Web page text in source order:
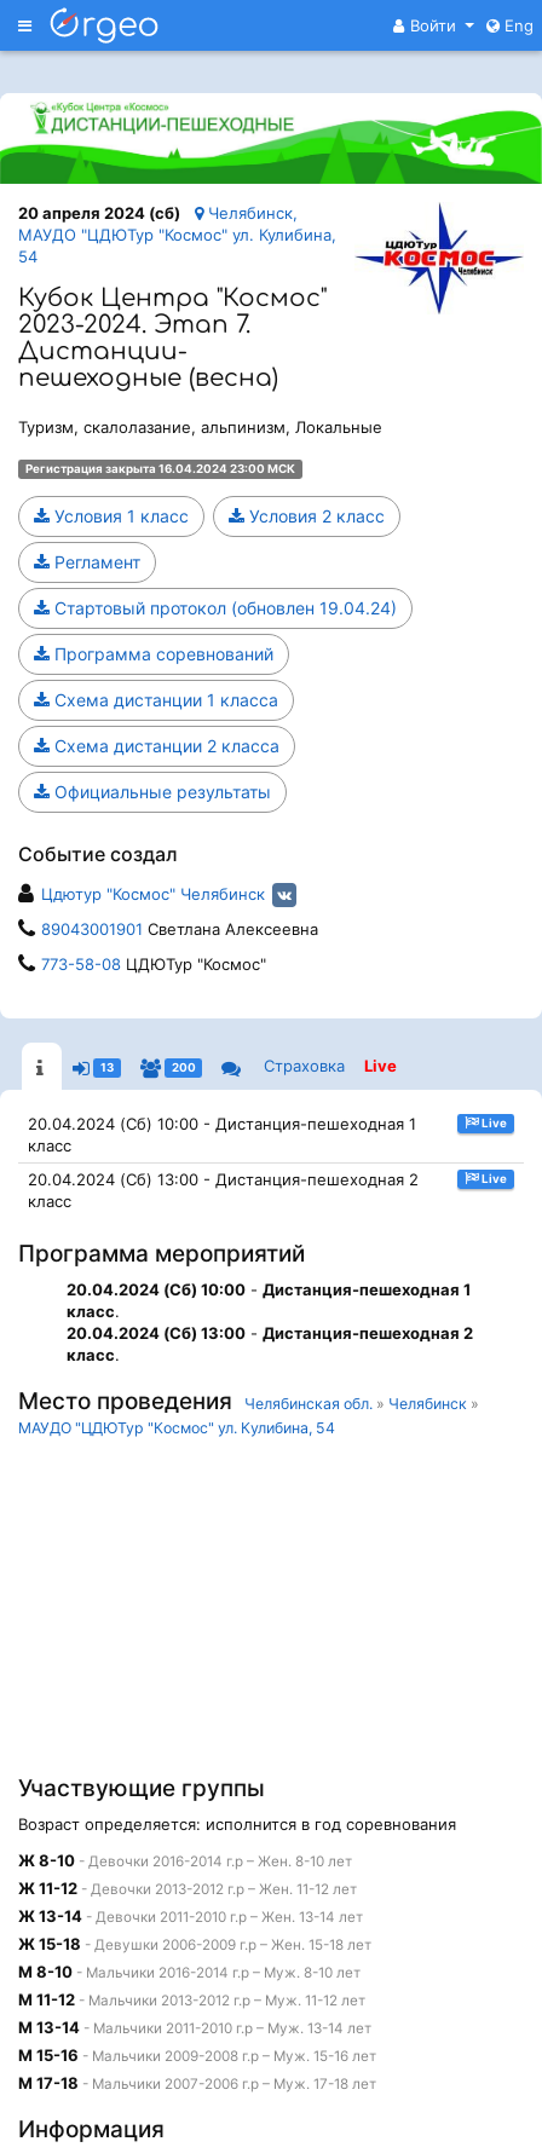
Меню Войти Eng
20 апреля 2024 (сб)
Челябинск,
МАУДО "ЦДЮТур "Космос" ул. Кулибина,
54
Кубок Центра "Космос"
2023-2024. Этап 7.
Дистанции-
пешеходные (весна)
Туризм, скалолазание, альпинизм, Локальные
Регистрация закрыта 16.04.2024 23:00 МСК
Условия 1 класс Условия 2 класс
Регламент
Стартовый протокол (обновлен 19.04.24)
Программа соревнований
Схема дистанции 1 класса
Схема дистанции 2 класса
Официальные результаты
Событие создал
Цдютур "Космос" Челябинск
89043001901 Светлана Алексеевна
773-58-08 ЦДЮТур "Космос"
13 200 Страховка Live
20.04.2024 (Сб) 10:00 - Дистанция-пешеходная 1
класс
Live
20.04.2024 (Сб) 13:00 - Дистанция-пешеходная 2
класс
Live
Программа мероприятий
20.04.2024 (Сб) 10:00 - Дистанция-пешеходная 1
класс.
20.04.2024 (Сб) 13:00 - Дистанция-пешеходная 2
класс.
Место проведения Челябинская обл. » Челябинск »
МАУДО "ЦДЮТур "Космос" ул. Кулибина, 54
Участвующие группы
Возраст определяется: исполнится в год соревнования
Ж 8-10 - Девочки 2016-2014 г.р – Жен. 8-10 лет
Ж 11-12 - Девочки 2013-2012 г.р – Жен. 11-12 лет
Ж 13-14 - Девочки 2011-2010 г.р – Жен. 13-14 лет
Ж 15-18 - Девушки 2006-2009 г.р – Жен. 15-18 лет
М 8-10 - Мальчики 2016-2014 г.р – Муж. 8-10 лет
М 11-12 - Мальчики 2013-2012 г.р – Муж. 11-12 лет
М 13-14 - Мальчики 2011-2010 г.р – Муж. 13-14 лет
М 15-16 - Мальчики 2009-2008 г.р – Муж. 15-16 лет
М 17-18 - Мальчики 2007-2006 г.р – Муж. 17-18 лет
Информация